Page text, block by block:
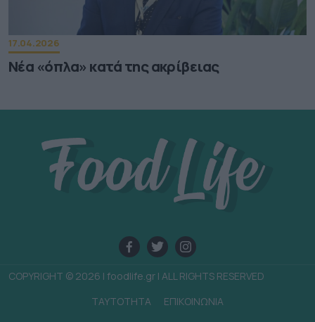
17.04.2026
Νέα «όπλα» κατά της ακρίβειας
COPYRIGHT © 2026 | foodlife.gr | ALL RIGHTS RESERVED
TAYTOTHTA
ΕΠΙΚΟΙΝΩΝΙΑ